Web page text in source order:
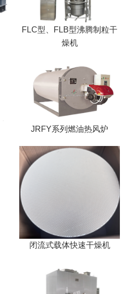
FLC型、FLB型沸腾制粒干
燥机
JRFY系列燃油热风炉
闭流式载体快速干燥机